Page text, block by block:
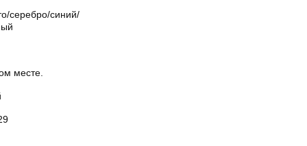
серебро/синий/
месте.